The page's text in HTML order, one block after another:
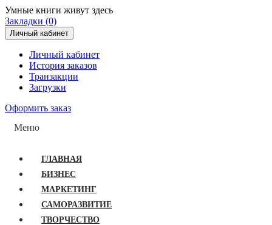
Умные книги живут здесь
Закладки (0)
Личный кабинет
Личный кабинет
История заказов
Транзакции
Загрузки
Оформить заказ
Меню
ГЛАВНАЯ
БИЗНЕС
МАРКЕТИНГ
САМОРАЗВИТИЕ
ТВОРЧЕСТВО